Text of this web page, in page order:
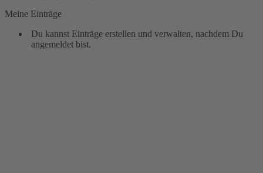
Meine Einträge
Du kannst Einträge erstellen und verwalten, nachdem Du
angemeldet bist.